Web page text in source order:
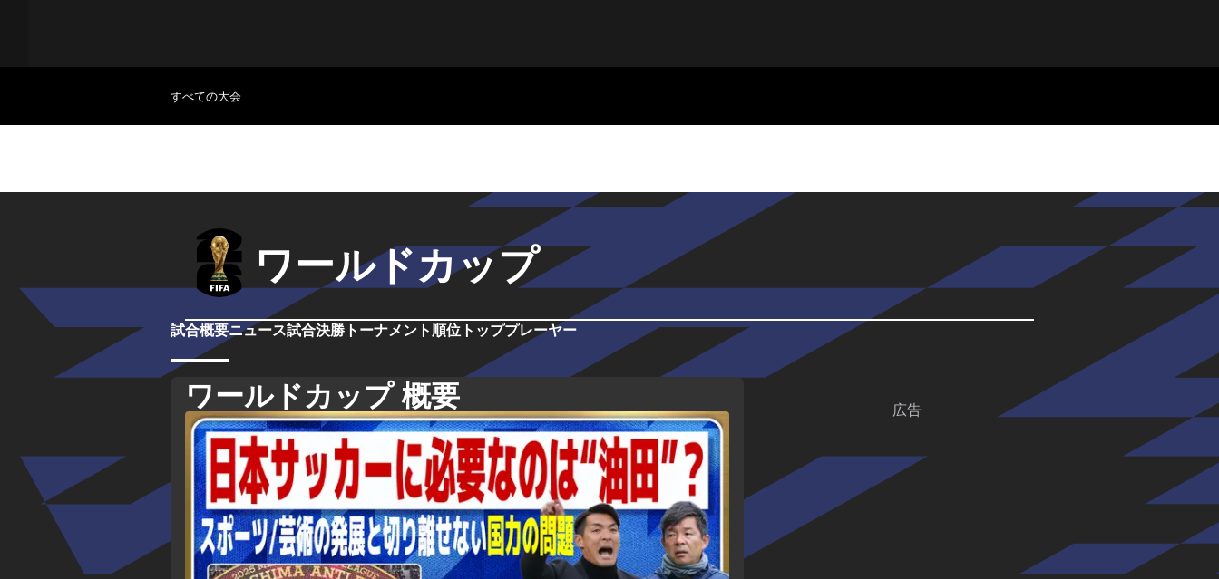
すべての大会
ワールドカップ
試合概要ニュース試合決勝トーナメント順位 トッププレーヤー
ワールドカップ 概要